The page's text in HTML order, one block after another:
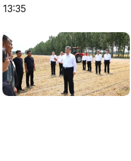
13:35